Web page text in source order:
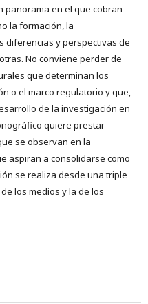
panorama en el que cobran
la formación, la
diferencias y perspectivas de
No conviene perder de
que determinan los
o el marco regulatorio y que,
de la investigación en
quiere prestar
se observan en la
aspiran a consolidarse como
se realiza desde una triple
los medios y la de los